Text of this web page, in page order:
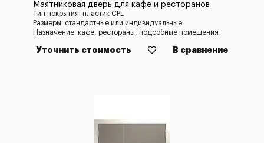
Маятниковая дверь для кафе и ресторанов
Тип покрытия: пластик CPL
Размеры: стандартные или индивидуальные
Назначение: кафе, рестораны, подсобные помещения
Уточнить стоимость В сравнение